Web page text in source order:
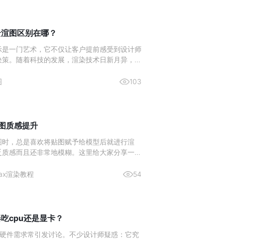
图区别在哪？
一门艺术，它不仅让客户提前感受到设计师
。随着科技的发展，渲染技术日新月异，室
。本文将深入分析这两种渲染方式的区别，
103
质感提升
，总是喜欢将贴图赋予给模型后就进行渲
感而且还非常地模糊。这里给大家分享一个
贴图拖入贴图生成器中。2、 然后再点击上
渲染教程 54
cpu还是显卡？
件需求常引发讨论。不少设计师疑惑：它究